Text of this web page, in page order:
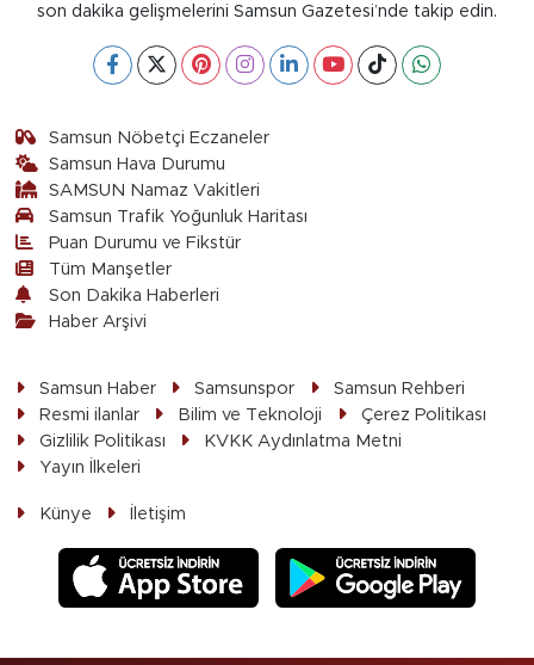
son dakika gelişmelerini Samsun Gazetesi’nde takip edin.
Samsun Nöbetçi Eczaneler
Samsun Hava Durumu
SAMSUN Namaz Vakitleri
Samsun Trafik Yoğunluk Haritası
Puan Durumu ve Fikstür
Tüm Manşetler
Son Dakika Haberleri
Haber Arşivi
Samsun Haber Samsunspor
Samsun Rehberi
Resmi ilanlar
Bilim ve Teknoloji
Çerez Politikası
Gizlilik Politikası
KVKK Aydınlatma Metni
Yayın İlkeleri
Künye İletişim